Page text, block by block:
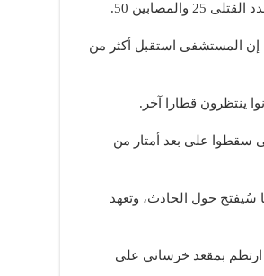
50.
المستشفى استقبل أكثر من
ينتظرون قطارا آخر.
سقطوا على بعد أمتار من
سُيفتح حول الحادث، وتعهد
بمقعد خرساني على